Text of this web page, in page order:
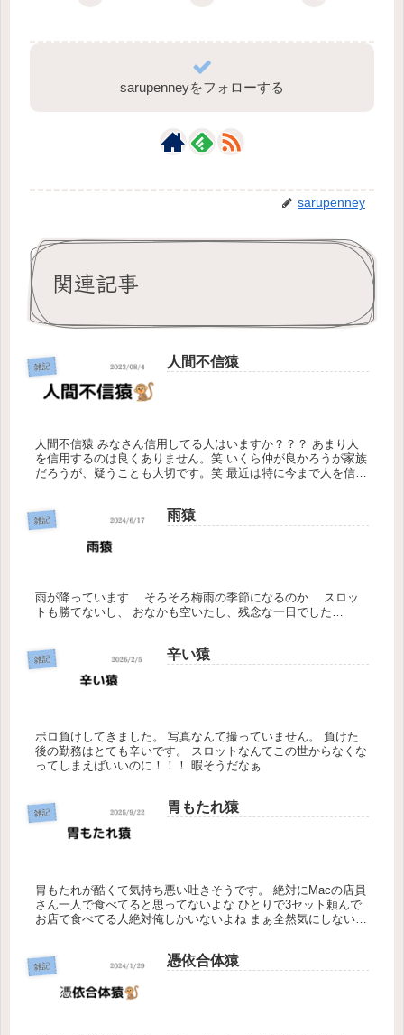
sarupenneyをフォローする
sarupenney
関連記事
雑記 人間不信猿
人間不信猿 みなさん信用してる人はいますか？？？ あまり人
を信用するのは良くありません。笑 いくら仲が良かろうが家族
だろうが、疑うことも大切です。笑 最近は特に今まで人を信用
雑記 雨猿
雨が降っています… そろそろ梅雨の季節になるのか… スロッ
トも勝てないし、 おなかも空いたし、残念な一日でした…
雑記 辛い猿
ボロ負けしてきました。 写真なんて撮っていません。 負けた
後の勤務はとても辛いです。 スロットなんてこの世からなくな
ってしまえばいいのに！！！ 暇そうだなぁ
雑記 胃もたれ猿
胃もたれが酷くて気持ち悪い吐きそうです。 絶対にMacの店員
さん一人で食べてると思ってないよな ひとりで3セット頼んで
お店で食べてる人絶対俺しかいないよね まぁ全然気にしないけ
雑記 憑依合体猿